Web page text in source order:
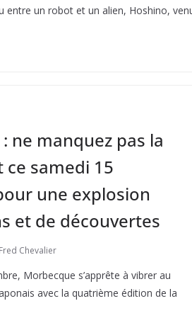
entre un robot et un alien, Hoshino,
ne manquez pas la
ce samedi 15
une explosion
et de découvertes
Fred Chevalier
Morbecque s’apprête à vibrer au
avec la quatrième édition de la